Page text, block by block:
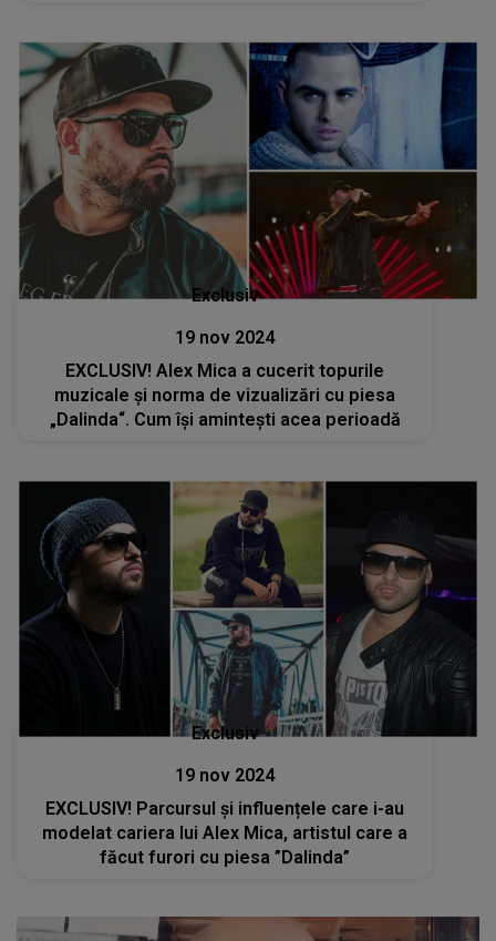
Exclusiv
19 nov 2024
EXCLUSIV! Alex Mica a cucerit topurile
muzicale și norma de vizualizări cu piesa
„Dalinda“. Cum îşi aminteşti acea perioadă
Exclusiv
19 nov 2024
EXCLUSIV! Parcursul și influențele care i-au
modelat cariera lui Alex Mica, artistul care a
făcut furori cu piesa ”Dalinda”